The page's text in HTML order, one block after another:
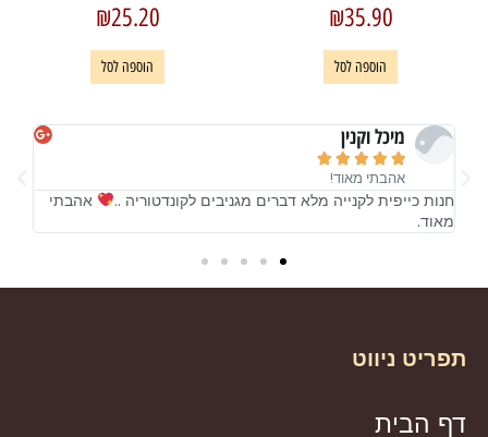
₪35.90
הוספה לסל
₪25.20
הוספה לסל
מיכל וקנין




אהבתי מאוד!
חנות כייפית לקנייה מלא דברים מגניבים לקונדטוריה ..
אהבתי
מאוד.
תפריט ניווט
דף הבית